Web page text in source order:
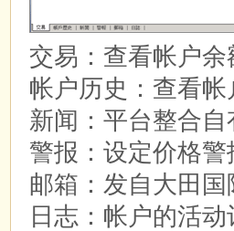
交易：查看帐户
帐户历史：查看
新闻：平台整合
警报：设定价格警
邮箱：发自大田
日志：帐户的活动